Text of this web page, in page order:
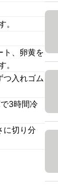
。
ト、卵黄を
つ入れゴム
3時間冷
に切り分